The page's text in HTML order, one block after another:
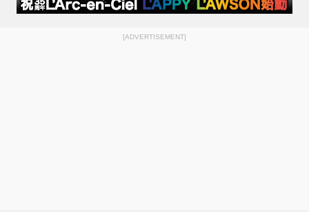
[ADVERTISEMENT]